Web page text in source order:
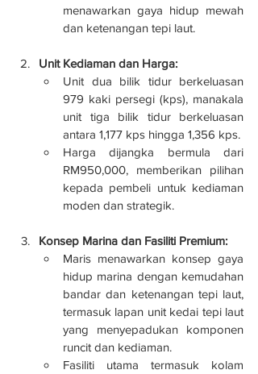
menawarkan gaya hidup mewah
dan ketenangan tepi laut.
Unit Kediaman dan Harga:
Unit dua bilik tidur berkeluasan
979 kaki persegi (kps), manakala
unit tiga bilik tidur berkeluasan
antara 1,177 kps hingga 1,356 kps.
Harga dijangka bermula dari
RM950,000, memberikan pilihan
kepada pembeli untuk kediaman
moden dan strategik.
Konsep Marina dan Fasiliti Premium:
Maris menawarkan konsep gaya
hidup marina dengan kemudahan
bandar dan ketenangan tepi laut,
termasuk lapan unit kedai tepi laut
yang menyepadukan komponen
runcit dan kediaman.
Fasiliti utama termasuk kolam